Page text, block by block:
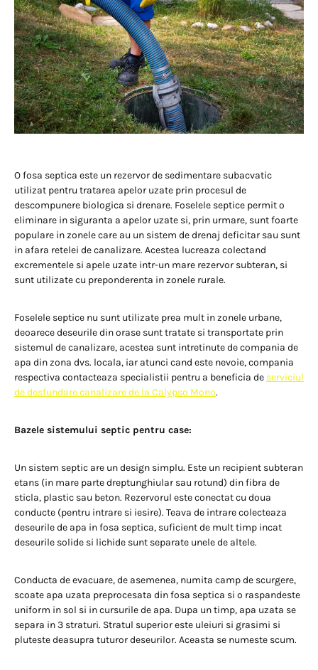
O fosa septica este un rezervor de sedimentare subacvatic
utilizat pentru tratarea apelor uzate prin procesul de
descompunere biologica si drenare. Foselele septice permit o
eliminare in siguranta a apelor uzate si, prin urmare, sunt foarte
populare in zonele care au un sistem de drenaj deficitar sau sunt
in afara retelei de canalizare. Acestea lucreaza colectand
excrementele si apele uzate intr-un mare rezervor subteran, si
sunt utilizate cu preponderenta in zonele rurale.
Foselele septice nu sunt utilizate prea mult in zonele urbane,
deoarece deseurile din orase sunt tratate si transportate prin
sistemul de canalizare, acestea sunt intretinute de compania de
apa din zona dvs. locala, iar atunci cand este nevoie, compania
respectiva contacteaza specialistii pentru a beneficia de serviciul
de desfundare canalizare de la Calypso Mono.
Bazele sistemului septic pentru case:
Un sistem septic are un design simplu. Este un recipient subteran
etans (in mare parte dreptunghiular sau rotund) din fibra de
sticla, plastic sau beton. Rezervorul este conectat cu doua
conducte (pentru intrare si iesire). Teava de intrare colecteaza
deseurile de apa in fosa septica, suficient de mult timp incat
deseurile solide si lichide sunt separate unele de altele.
Conducta de evacuare, de asemenea, numita camp de scurgere,
scoate apa uzata preprocesata din fosa septica si o raspandeste
uniform in sol si in cursurile de apa. Dupa un timp, apa uzata se
separa in 3 straturi. Stratul superior este uleiuri si grasimi si
pluteste deasupra tuturor deseurilor. Aceasta se numeste scum.